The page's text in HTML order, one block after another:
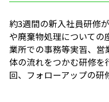
02-
About Job
仕事を知る
社員インタビュー
約3週間の新入社員研修
や廃棄物処理についての
業所での事務等実習、
体の流れをつかむ研修を
回、フォローアップの研